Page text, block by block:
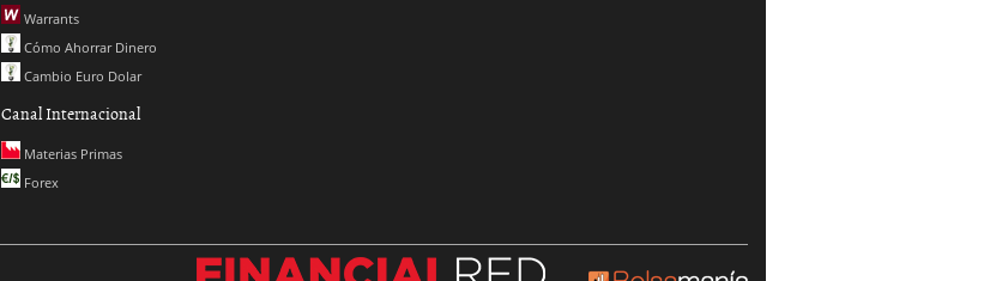
Warrants
Cómo Ahorrar Dinero
Cambio Euro Dolar
Canal Internacional
Materias Primas
Forex